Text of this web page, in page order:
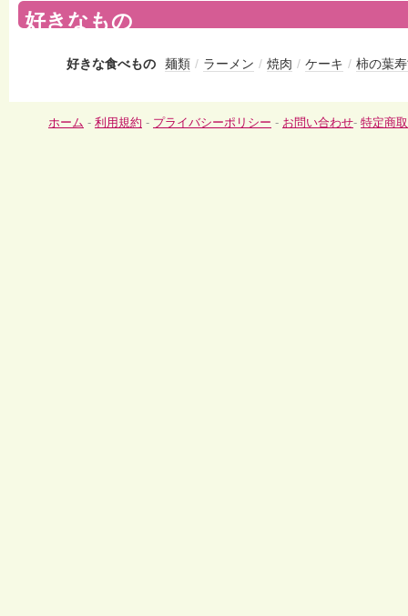
好きなもの
好きな食べもの 麺類 / ラーメン / 焼肉 / ケーキ / 柿の葉
ホーム - 利用規約 - プライバシーポリシー - お問い合わせ- 特定商